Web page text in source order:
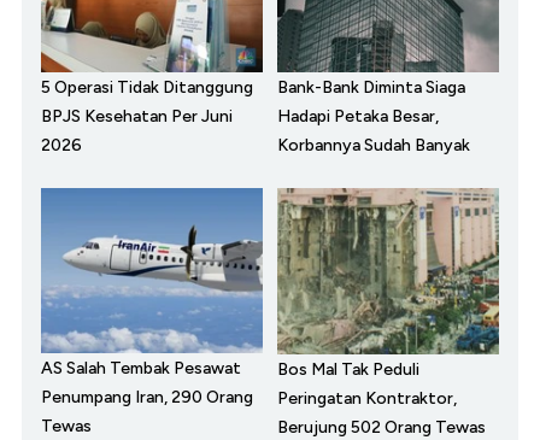
5 Operasi Tidak Ditanggung
BPJS Kesehatan Per Juni
2026
Bank-Bank Diminta Siaga
Hadapi Petaka Besar,
Korbannya Sudah Banyak
AS Salah Tembak Pesawat
Penumpang Iran, 290 Orang
Tewas
Bos Mal Tak Peduli
Peringatan Kontraktor,
Berujung 502 Orang Tewas